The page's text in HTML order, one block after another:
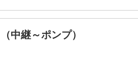
中継～ポンプ）